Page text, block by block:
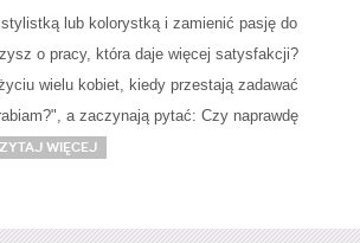
lub kolorystką i zamienić pasję do
o pracy, która daje więcej satysfakcji?
wielu kobiet, kiedy przestają zadawać
a zaczynają pytać: Czy naprawdę
więcej